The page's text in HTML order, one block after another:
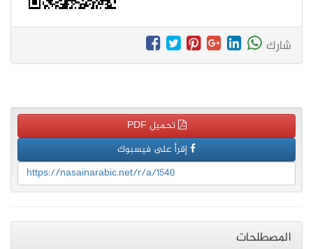
شارك
تحميل PDF
إقرأ على فيسبوك
https://nasainarabic.net/r/a/1540
المصطلحات